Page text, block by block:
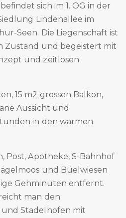
sich im 1. OG in der
Lindenallee im
Seen. Die Liegenschaft ist
Zustand und begeistert mit
und zeitlosen
15 m2 grossen Balkon,
Aussicht und
in den warmen
Post, Apotheke, S-Bahnhof
und Büelwiesen
Gehminuten entfernt.
man den
Stadelhofen mit